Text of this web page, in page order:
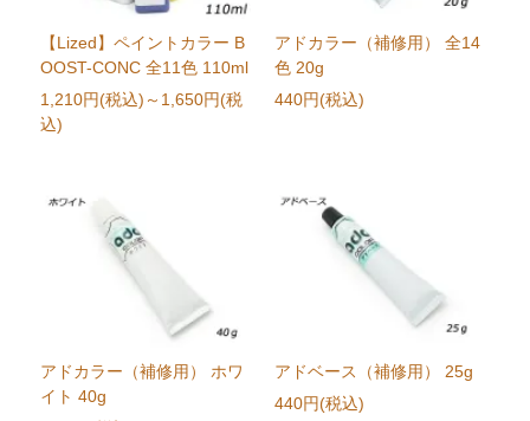
【Lized】ペイントカラー B
OOST-CONC 全11色 110ml
1,210円(税込) ～1,650円(税
込)
アドカラー（補修用） 全14
色 20g
440円(税込)
アドカラー（補修用） ホワ
イト 40g
アドベース（補修用） 25g
440円(税込)